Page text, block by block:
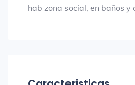
hab zona social, en baños y